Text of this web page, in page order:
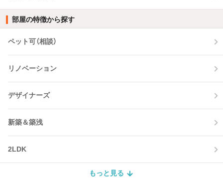
部屋の特徴から探す
ペット可（相談）
リノベーション
デザイナーズ
新築＆築浅
2LDK
もっと見る